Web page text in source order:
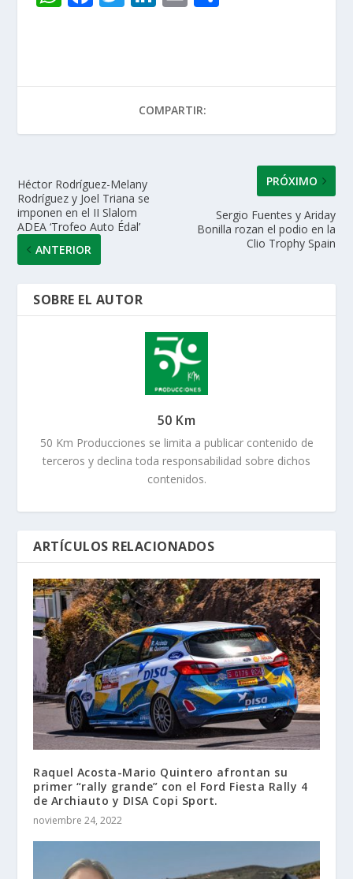
h
A
p
ac
o
k
w n
dI
n
m
ar
r
COMPARTIR:
Héctor Rodríguez-Melany
Rodríguez y Joel Triana se
imponen en el II Slalom
ADEA ‘Trofeo Auto Édal’
ANTERIOR
PRÓXIMO
Sergio Fuentes y Ariday
Bonilla rozan el podio en la
Clio Trophy Spain
SOBRE EL AUTOR
50 Km
50 Km Producciones se limita a publicar contenido de
terceros y declina toda responsabilidad sobre dichos
contenidos.
ARTÍCULOS RELACIONADOS
Raquel Acosta-Mario Quintero afrontan su
primer “rally grande” con el Ford Fiesta Rally 4
de Archiauto y DISA Copi Sport.
noviembre 24, 2022